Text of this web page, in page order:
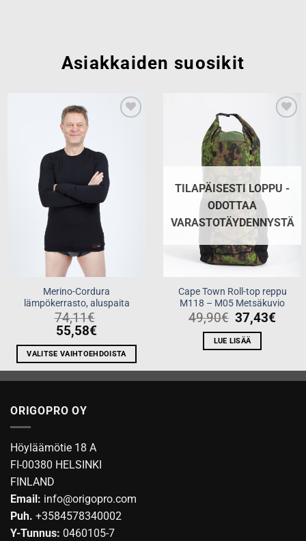
Asiakkaiden suosikit
Merino-Cordura
lämpökerrasto, aluspaita
74,11€
55,58€
VALITSE VAIHTOEHDOISTA
Tällä
tuotteella
useampi
Voit
valinnat
sivulla.
TILAPÄISESTI LOPPU -
ODOTTAA
VARASTOTÄYDENNYSTÄ
Cape Town Roll-top reppu
M118 – M05 Metsäkuvio
49,90€ 37,43€
LUE LISÄÄ
ORIGOPRO OY
Höyläämötie 18 A
FI-00380 HELSINKI
FINLAND
Email: info@origopro.com
Puh. +3584578340002
Y-Tunnus: 0460105-7